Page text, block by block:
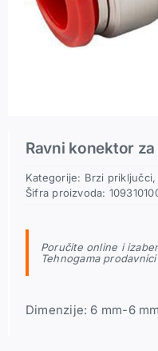
Ravni konektor
Kategorije: Brzi priključci,
Šifra proizvoda:
Poručite online i
Tehnogama
Dimenzije: 6 mm-6 mm